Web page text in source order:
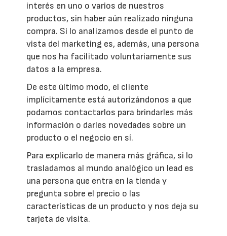
interés en uno o varios de nuestros
productos, sin haber aún realizado ninguna
compra. Si lo analizamos desde el punto de
vista del marketing es, además, una persona
que nos ha facilitado voluntariamente sus
datos a la empresa.
De este último modo, el cliente
implícitamente está autorizándonos a que
podamos contactarlos para brindarles más
información o darles novedades sobre un
producto o el negocio en sí.
Para explicarlo de manera más gráfica, si lo
trasladamos al mundo analógico un lead es
una persona que entra en la tienda y
pregunta sobre el precio o las
características de un producto y nos deja su
tarjeta de visita.